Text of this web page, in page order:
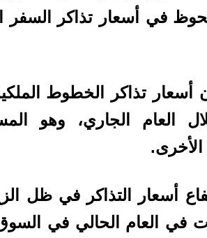
في أسعار تذاكر
العام الجاري، وهو
أسعار التذاكر في ظل
في العام الحالي في